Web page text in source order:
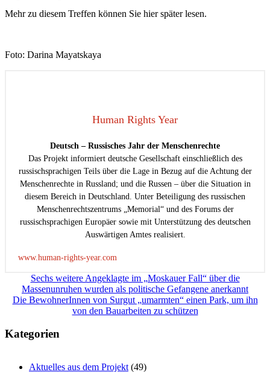
Mehr zu diesem Treffen können Sie hier später lesen.
Foto: Darina Mayatskaya
Human Rights Year
Deutsch – Russisches Jahr der Menschenrechte
Das Projekt informiert deutsche Gesellschaft einschließlich des
russischsprachigen Teils über die Lage in Bezug auf die Achtung der
Menschenrechte in Russland; und die Russen – über die Situation in
diesem Bereich in Deutschland. Unter Beteiligung des russischen
Menschenrechtszentrums „Memorial“ und des Forums der
russischsprachigen Europäer sowie mit Unterstützung des deutschen
Auswärtigen Amtes realisiert.
www.human-rights-year.com
Beitragsnavigation
Sechs weitere Angeklagte im „Moskauer Fall“ über die
Massenunruhen wurden als politische Gefangene anerkannt
Die BewohnerInnen von Surgut „umarmten“ einen Park, um ihn
von den Bauarbeiten zu schützen
Kategorien
Aktuelles aus dem Projekt (49)